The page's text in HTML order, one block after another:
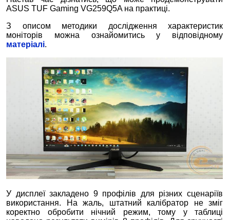
ASUS TUF Gaming VG259Q5A на практиці.
З описом методики дослідження характеристик
моніторів можна ознайомитись у відповідному
матеріалі.
У дисплеї закладено 9 профілів для різних сценаріїв
використання. На жаль, штатний калібратор не зміг
коректно обробити нічний режим, тому у таблиці